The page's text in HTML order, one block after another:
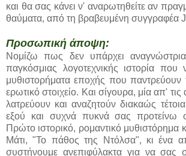
και θα σας κάνει ν' αναρωτηθείτε αν
θαύματα, από τη βραβευμένη συγγραφέα
Προσωπική άποψη:
Νομίζω πως δεν υπάρχει
παγκόσμιας λογοτεχνικής ιστορία
μυθιστορήματα εποχής που παντρεύουν
ερωτικό στοιχείο. Και σίγουρα, μία απ'
λατρεύουν και αναζητούν διακαώς
εξού και συχνά πυκνά σας προτείνω
Πρώτο ιστορικό, ρομαντικό μυθιστόρημα
Μάτι, "Το πάθος της Ντόλσα", κι ένα
συστήνουμε ανεπιφύλακτα για να σας